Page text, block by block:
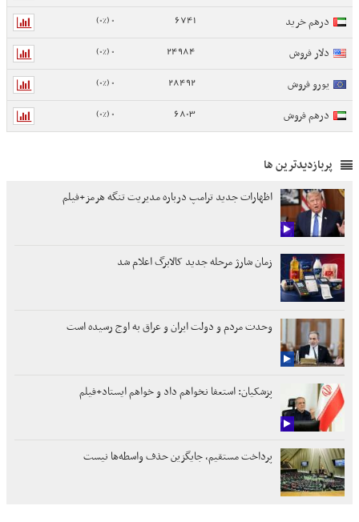
درهم خرید 6741
0 (0%)
دلار فروش 24984
0 (0%)
یورو فروش 28492
0 (0%)
درهم فروش 6803
0 (0%)
پربازدیدترین ها
اظهارات جدید ترامپ درباره مدیریت تنگه هرمز+فیلم
زمان شارژ مرحله جدید کالابرگ اعلام شد
وحدت مردم و دولت ایران و عراق به اوج رسیده است
پزشکیان: استعفا نخواهم داد و خواهم ایستاد+فیلم
پرداخت مستقیم، جایگزین حذف واسطه‌ها نیست